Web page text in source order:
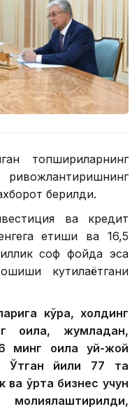
топшириқларнинг
берилди.
ва кредит
етиши ва 16,5
соф фойда эса
кутилаётгани
кўра, холдинг
оила, жумладан,
минг оила уй-жой
Ўтган йили 77 та
ва ўрта бизнес учун